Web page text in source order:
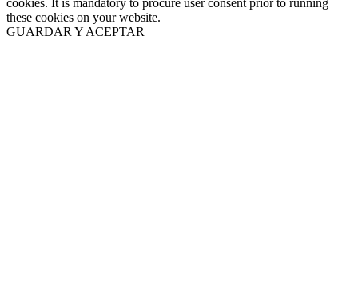
these cookies on your website.
GUARDAR Y ACEPTAR